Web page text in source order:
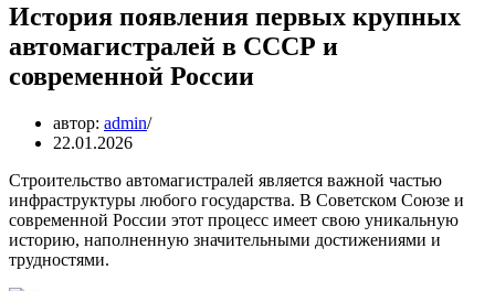
История появления первых крупных
автомагистралей в СССР и
современной России
автор: admin
22.01.2026
Строительство автомагистралей является важной частью
инфраструктуры любого государства. В Советском Союзе и
современной России этот процесс имеет свою уникальную
историю, наполненную значительными достижениями и
трудностями.